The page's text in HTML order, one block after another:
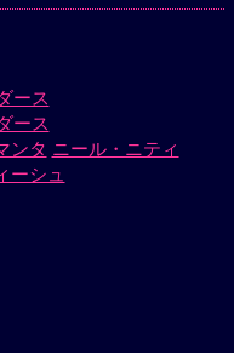
ース
ース
ンタ ニール・ニティ
ーシュ